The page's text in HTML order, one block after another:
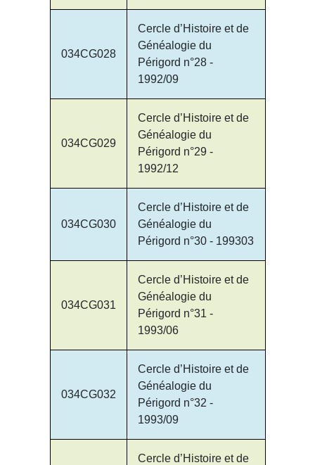
034CG028
Cercle d’Histoire et de
Généalogie du
Périgord n°28 -
1992/09
034CG029
Cercle d’Histoire et de
Généalogie du
Périgord n°29 -
1992/12
034CG030
Cercle d’Histoire et de
Généalogie du
Périgord n°30 - 199303
034CG031
Cercle d’Histoire et de
Généalogie du
Périgord n°31 -
1993/06
034CG032
Cercle d’Histoire et de
Généalogie du
Périgord n°32 -
1993/09
Cercle d’Histoire et de